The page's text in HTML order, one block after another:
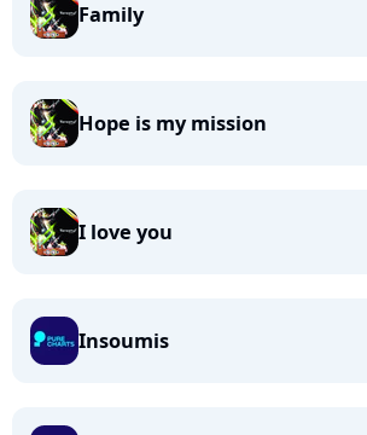
Family
Hope is my mission
I love you
Insoumis